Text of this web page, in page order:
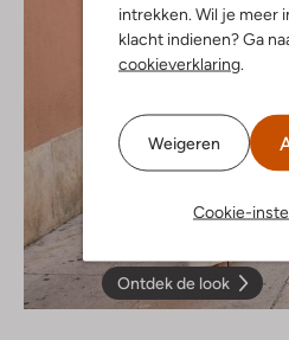
intrekken. Wil je meer
klacht indienen? Ga
cookieverklaring.
Weigeren
Cookie-
Ontdek de look